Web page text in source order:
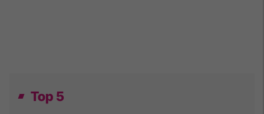
Top 5